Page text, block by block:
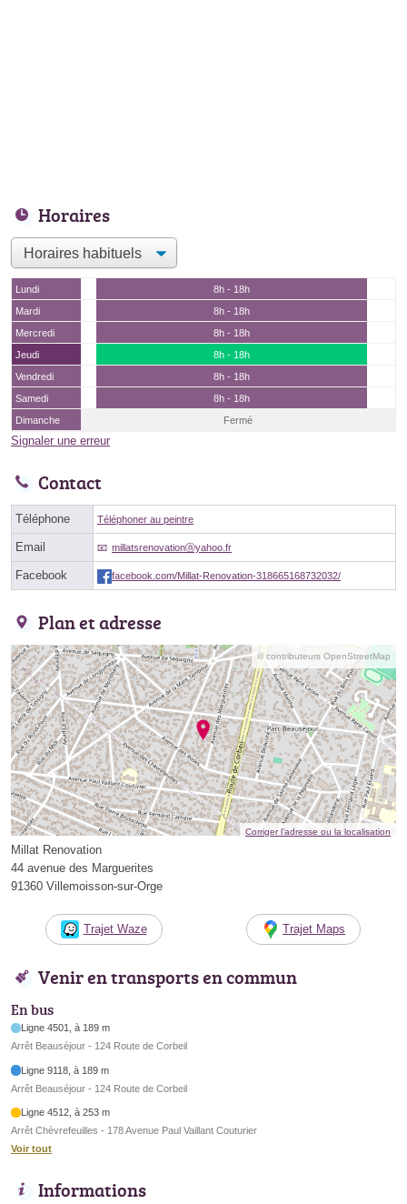
Horaires
Lundi
8h - 18h
Mardi
8h - 18h
Mercredi
8h - 18h
Jeudi
8h - 18h
Vendredi
8h - 18h
Samedi
8h - 18h
Dimanche
Fermé
Signaler une erreur
Contact
Téléphone Téléphoner au peintre
Email millatsrenovationⓐyahoo.fr
Facebook facebook.com/Millat-Renovation-318665168732032/
Plan et adresse
© contributeurs OpenStreetMap
Corriger l’adresse ou la localisation
Millat Renovation
44 avenue des Marguerites
91360 Villemoisson-sur-Orge
Trajet Waze Trajet Maps
Venir en transports en commun
En bus
Ligne 4501, à 189 m
Arrêt Beauséjour - 124 Route de Corbeil
Ligne 9118, à 189 m
Arrêt Beauséjour - 124 Route de Corbeil
Ligne 4512, à 253 m
Arrêt Chèvrefeuilles - 178 Avenue Paul Vaillant Couturier
Voir tout
Informations